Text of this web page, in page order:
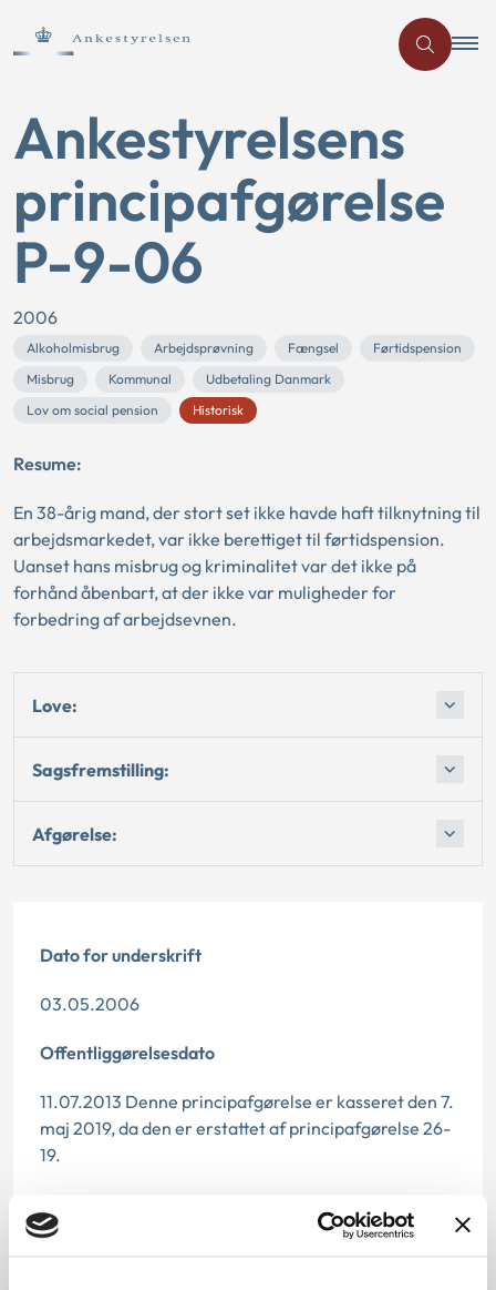
Ankestyrelsens
principafgørelse
P-9-06
2006
Alkoholmisbrug Arbejdsprøvning Fængsel
Førtidspension
Misbrug
Kommunal
Udbetaling Danmark
Lov om social pension
Historisk
Resume:
En 38-årig mand, der stort set ikke havde haft tilknytning til
arbejdsmarkedet, var ikke berettiget til førtidspension.
Uanset hans misbrug og kriminalitet var det ikke på
forhånd åbenbart, at der ikke var muligheder for
forbedring af arbejdsevnen.
Love:
Sagsfremstilling:
Afgørelse:
Dato for underskrift
03.05.2006
Offentliggørelsesdato
11.07.2013 Denne principafgørelse er kasseret den 7.
maj 2019, da den er erstattet af principafgørelse 26-
19.
§ 20